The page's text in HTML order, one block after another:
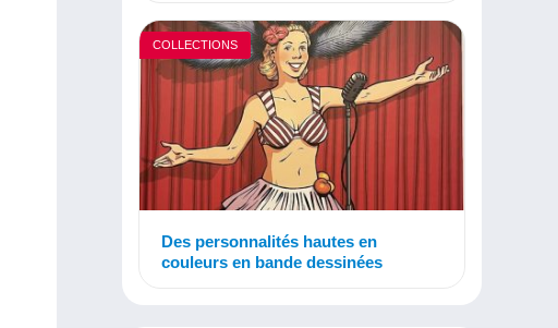
COLLECTIONS
Des personnalités hautes en
couleurs en bande dessinées